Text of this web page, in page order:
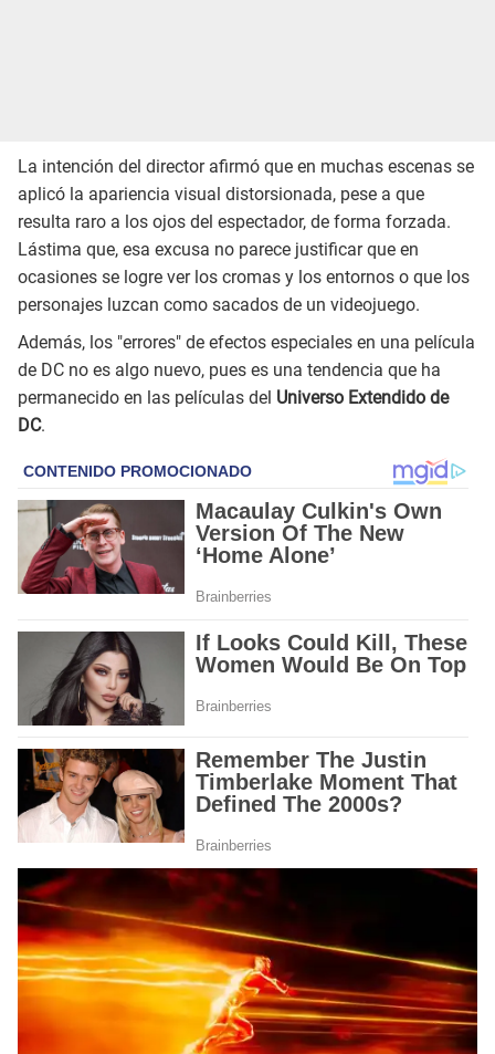
La intención del director afirmó que en muchas escenas se
aplicó la apariencia visual distorsionada, pese a que
resulta raro a los ojos del espectador, de forma forzada.
Lástima que, esa excusa no parece justificar que en
ocasiones se logre ver los cromas y los entornos o que los
personajes luzcan como sacados de un videojuego.
Además, los "errores" de efectos especiales en una película
de DC no es algo nuevo, pues es una tendencia que ha
permanecido en las películas del Universo Extendido de
DC.